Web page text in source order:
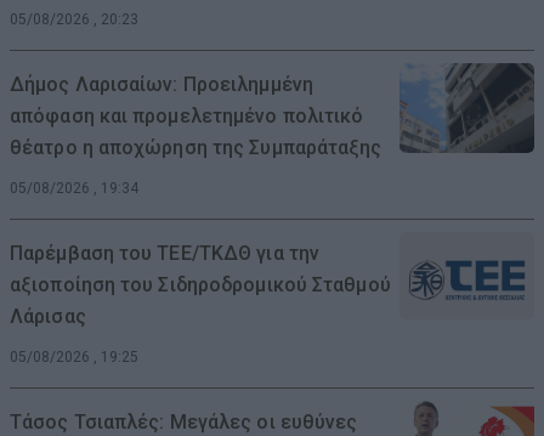
05/08/2026 , 20:23
Δήμος Λαρισαίων: Προειλημμένη
απόφαση και προμελετημένο πολιτικό
θέατρο η αποχώρηση της Συμπαράταξης
05/08/2026 , 19:34
Παρέμβαση του ΤΕΕ/ΤΚΔΘ για την
αξιοποίηση του Σιδηροδρομικού Σταθμού
Λάρισας
05/08/2026 , 19:25
Τάσος Τσιαπλές: Μεγάλες οι ευθύνες